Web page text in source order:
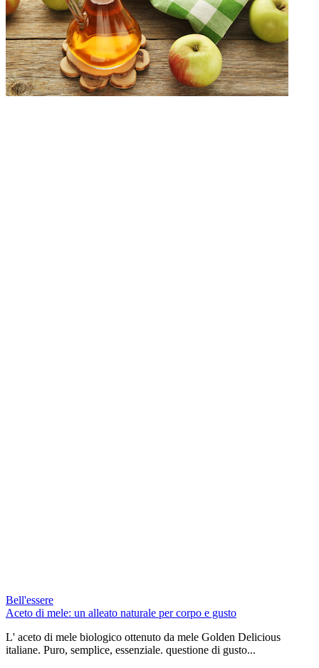
Bell'essere
Aceto di mele: un alleato naturale per corpo e gusto
L' aceto di mele biologico ottenuto da mele Golden Delicious
italiane. Puro, semplice, essenziale. questione di gusto...